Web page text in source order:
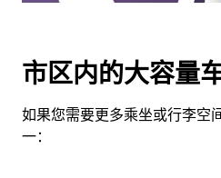
闭
历。
市区内的大容量
如果您需要更多乘坐或行李空
一：